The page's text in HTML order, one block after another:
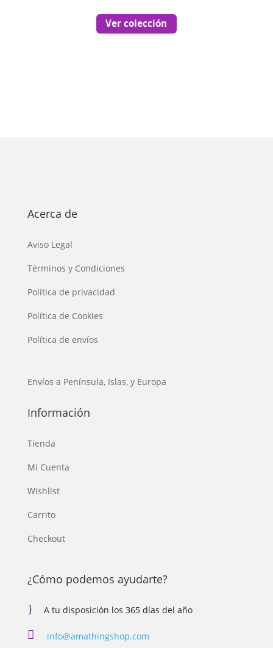
Ver colección
Acerca de
Aviso Legal
Términos y Condiciones
Política de privacidad
Política de Cookies
Política de envíos
Envíos a Península, Islas, y Europa
Información
Tienda
Mi Cuenta
Wishlist
Carrito
Checkout
¿Cómo podemos ayudarte?
} A tu disposición los 365 días del año
 info@amathingshop.com